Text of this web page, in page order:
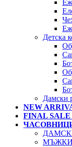
Детска
Дамски
NEW
FINAL SALE
МЪЖКИ